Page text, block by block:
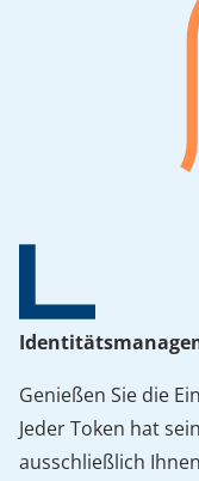
Genießen Sie die
Jeder Token hat
ausschließlich